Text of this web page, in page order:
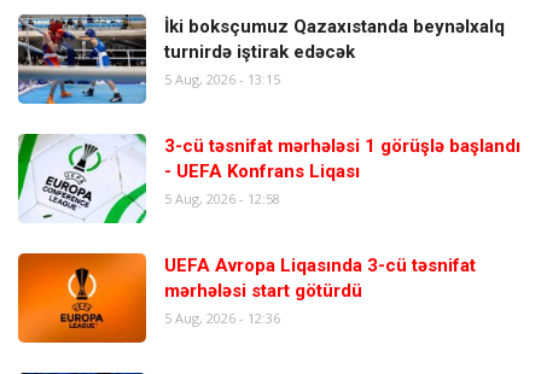
İki boksçumuz Qazaxıstanda beynəlxalq
turnirdə iştirak edəcək
5 Aug, 2026 - 13:15
3-cü təsnifat mərhələsi 1 görüşlə başlandı
- UEFA Konfrans Liqası
5 Aug, 2026 - 12:58
UEFA Avropa Liqasında 3-cü təsnifat
mərhələsi start götürdü
5 Aug, 2026 - 12:36